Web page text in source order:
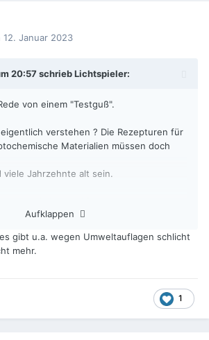
12. Januar 2023
20:57 schriebLichtspieler:
von einem "Testguß".
verstehen ? Die Rezepturen für
Materialien müssen doch
Jahrzehnte alt sein.
Aufklappen
gibt u.a. wegen Umweltauflagen schlicht
mehr.
1